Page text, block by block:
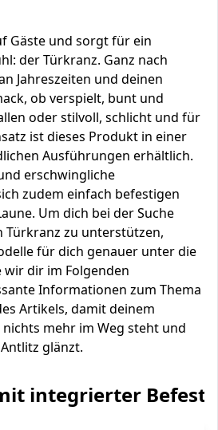
Gäste und sorgt für ein
der Türkranz. Ganz nach
Jahreszeiten und deinen
ob verspielt, bunt und
oder stilvoll, schlicht und für
ist dieses Produkt in einer
Ausführungen erhältlich.
erschwingliche
zudem einfach befestigen
Um dich bei der Suche
Türkranz zu unterstützen,
für dich genauer unter die
wir dir im Folgenden
Informationen zum Thema
Artikels, damit deinem
mehr im Weg steht und
glänzt.
integrierter